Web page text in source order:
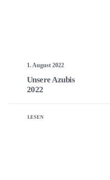
1. August 2022
Unsere Azubis
2022
LESEN